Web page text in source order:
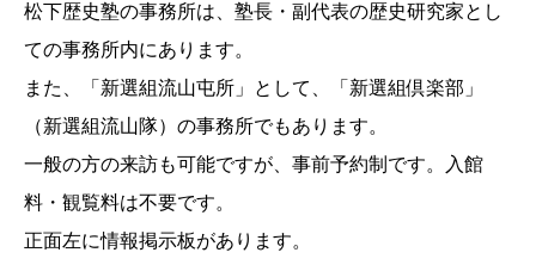
松下歴史塾の事務所は、塾長・副代表の歴史研究家とし
ての事務所内にあります。
また、「新選組流山屯所」として、「新選組倶楽部」
（新選組流山隊）の事務所でもあります。
一般の方の来訪も可能ですが、事前予約制です。入館
料・観覧料は不要です。
正面左に情報掲示板があります。